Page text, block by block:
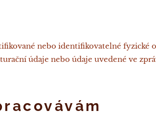
nebo identifikovatelné fyzické
údaje nebo údaje uvedené ve